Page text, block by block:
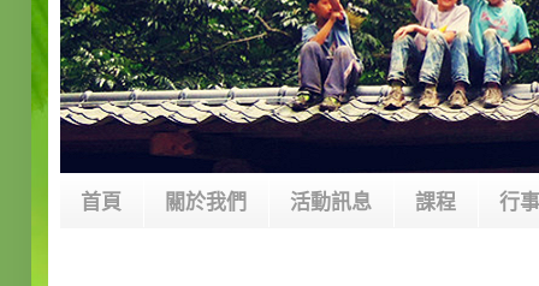
首頁 關於我們 活動訊息 課程 行